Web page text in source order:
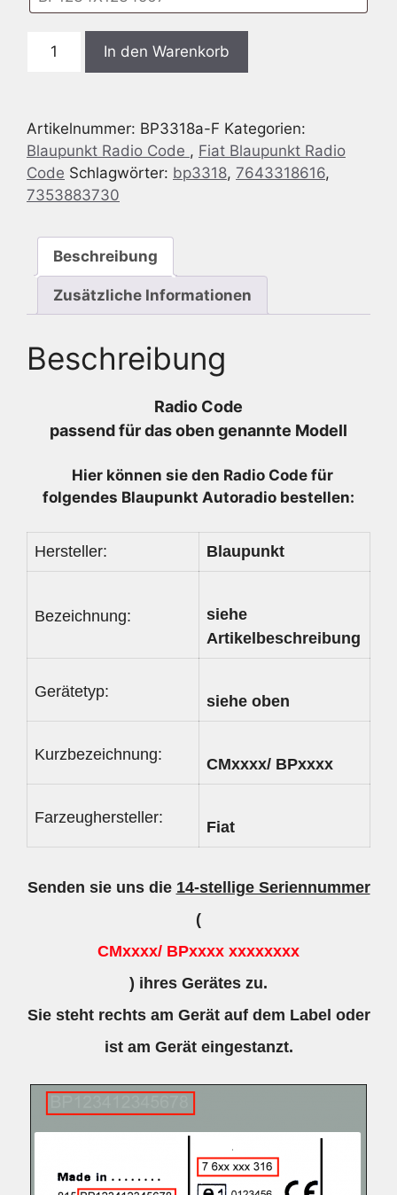
Blaupunkt
DOBLO
-
Fiat
244-
CD
616
-
7353883730
In den Warenkorb
Artikelnummer: BP3318a-F Kategorien:
Blaupunkt Radio Code , Fiat Blaupunkt Radio
Code Schlagwörter: bp3318, 7643318616,
7353883730
Beschreibung
Zusätzliche Informationen
Beschreibung
Radio Code
passend für das oben genannte Modell
Hier können sie den Radio Code für
folgendes Blaupunkt Autoradio bestellen:
Hersteller: Blaupunkt
Bezeichnung:
siehe
Artikelbeschreibung
Gerätetyp:
siehe oben
Kurzbezeichnung:
CMxxxx/ BPxxxx
Farzeughersteller:
Fiat
Senden sie uns die 14-stellige Seriennummer
(
CMxxxx/ BPxxxx xxxxxxxx
) ihres Gerätes zu.
Sie steht rechts am Gerät auf dem Label oder
ist am Gerät eingestanzt.